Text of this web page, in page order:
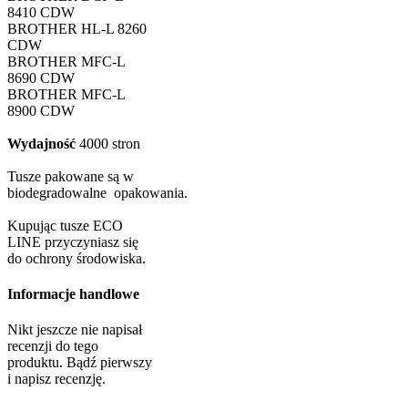
8410 CDW
BROTHER HL-L 8260
CDW
BROTHER MFC-L
8690 CDW
BROTHER MFC-L
8900 CDW
Wydajność 4000 stron
Tusze pakowane są w
biodegradowalne opakowania.
Kupując tusze ECO
LINE przyczyniasz się
do ochrony środowiska.
Informacje handlowe
Nikt jeszcze nie napisał
recenzji do tego
produktu. Bądź pierwszy
i napisz recenzję.